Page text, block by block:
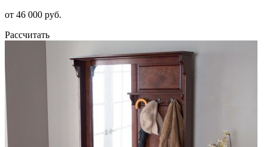
от 46 000 руб.
Рассчитать